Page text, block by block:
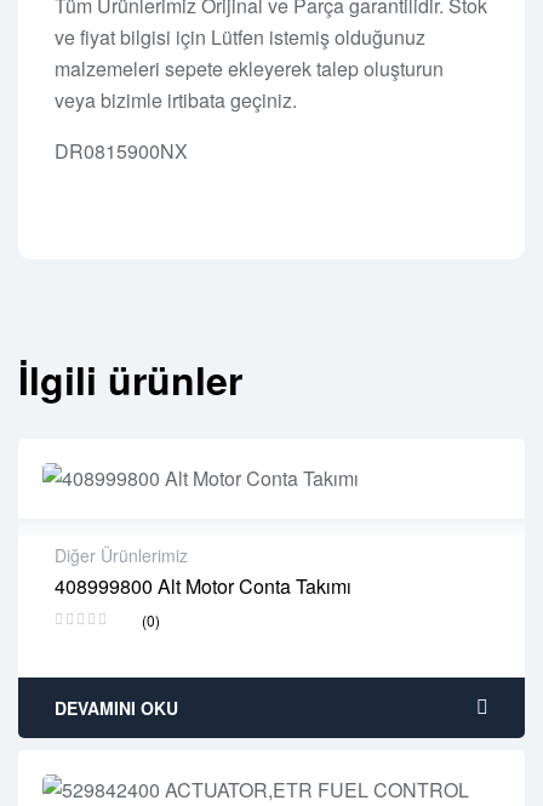
ve fiyat bilgisi için Lütfen istemiş olduğunuz
malzemeleri sepete ekleyerek talep oluşturun
veya bizimle irtibata geçiniz.
DR0815900NX
İlgili ürünler
Diğer Ürünlerimiz
408999800 Alt Motor Conta Takımı
(0)
2 years warranty
Delivery time: 1-2 business days
DEVAMINI OKU